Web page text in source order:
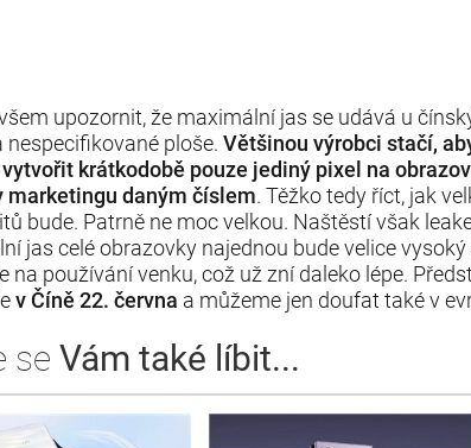
upozornit, že maximální jas se udává u
nespecifikované ploše. Většinou výrobci stačí,
krátkodobě pouze jediný pixel na
marketingu daným číslem. Těžko tedy říct, jak
bude. Patrně ne moc velkou. Naštěstí však
jas celé obrazovky najednou bude velice vysoký
na používání venku, což už zní daleko lépe.
v Číně 22. června a můžeme jen doufat také v
se Vám také líbit...